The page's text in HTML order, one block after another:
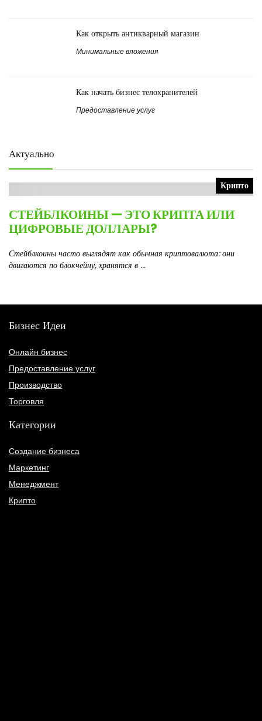
Как открыть антикварный магазин
Минимальные вложения
Как начать бизнес телохранителей
Предоставление услуг
Актуально
Крипто
СТЕЙБЛКОИНЫ — ЭТО КРИПТА ИЛИ
ЦИФРОВЫЕ ДОЛЛАРЫ?
Стейблкоины часто выглядят как обычная криптовалюта: они
двигаются по блокчейну, хранятся в ...
Бизнес Идеи
Онлайн бизнес
Предоставление услуг
Производство
Торговля
Категории
Создание бизнеса
Маркетинг
Менеджмент
Крипто